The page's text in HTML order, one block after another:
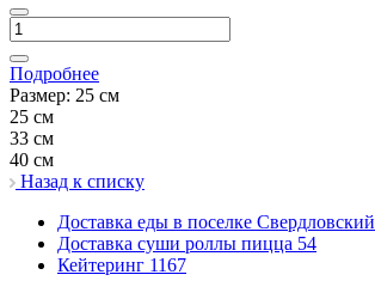
Подробнее
Размер: 25 см
25 см
33 см
40 см
Назад к списку
Доставка еды в поселке Свердловский
Доставка суши роллы пицца 54
Кейтеринг 1167